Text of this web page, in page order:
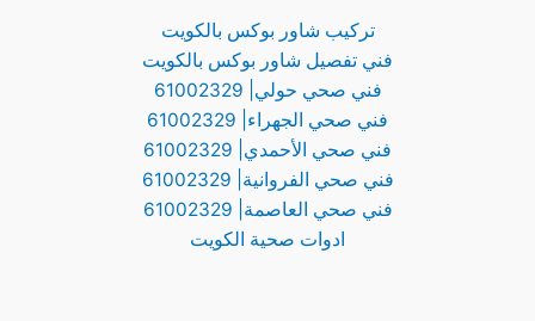
تركيب شاور بوكس بالكويت
فني تفصيل شاور بوكس بالكويت
فني صحي حولي| 61002329
فني صحي الجهراء| 61002329
فني صحي الأحمدي| 61002329
فني صحي الفروانية| 61002329
فني صحي العاصمة| 61002329
ادوات صحية الكويت